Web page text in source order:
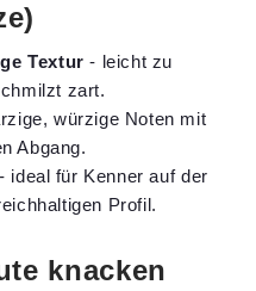
Textur - leicht zu
zart.
würzige Noten mit
Abgang.
- ideal für Kenner auf der
Profil.
knacken